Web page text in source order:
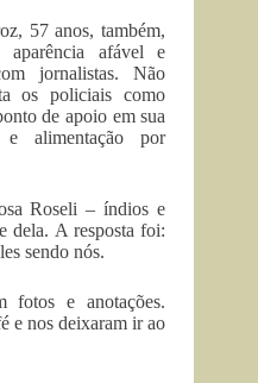
57 anos, também,
afável e
jornalistas. Não
os policiais como
de apoio em sua
e alimentação por
Roseli – índios e
dela. A resposta foi:
sendo nós.
fotos e anotações.
e nos deixaram ir ao